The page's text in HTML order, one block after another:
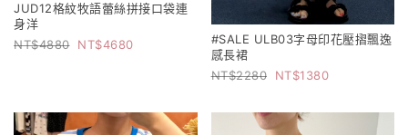
JUD12格紋牧語蕾絲拼接口袋連
身洋
4880
4680
#SALE ULB03字母印花壓摺飄逸
感長裙
2280
1380